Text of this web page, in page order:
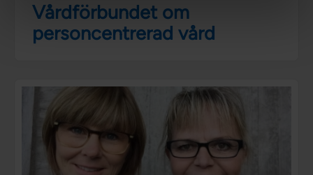
Vårdförbundet om
personcentrerad vård